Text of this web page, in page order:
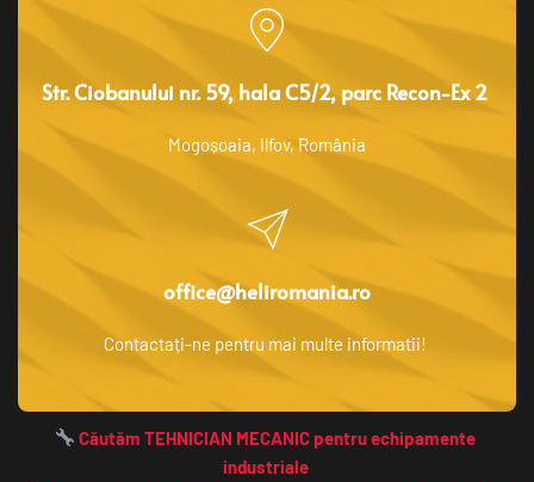
Str. Ciobanului nr. 59, hala C5/2, parc Recon-Ex 2
Mogoșoaia, Ilfov, România
office@heliromania.ro
Contactați-ne pentru mai multe informatii!
Căutăm TEHNICIAN MECANIC pentru echipamente
industriale